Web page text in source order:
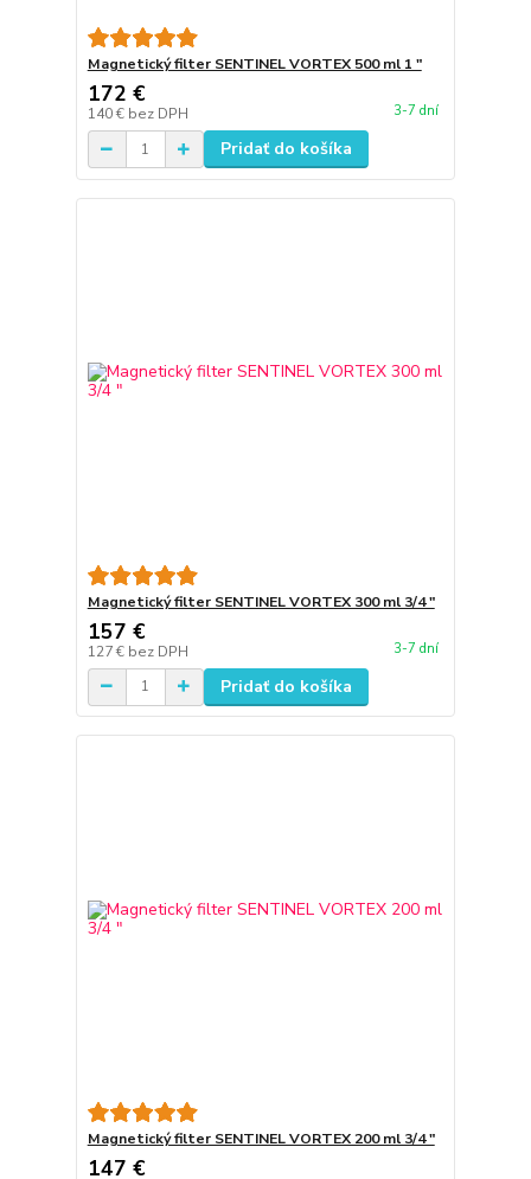
Magnetický filter SENTINEL VORTEX 500 ml 1 "
172 €
140 € bez DPH 3-7 dní
Pridať do košíka
Magnetický filter SENTINEL VORTEX 300 ml 3/4 "
157 €
127 € bez DPH 3-7 dní
Pridať do košíka
Magnetický filter SENTINEL VORTEX 200 ml 3/4 "
147 €